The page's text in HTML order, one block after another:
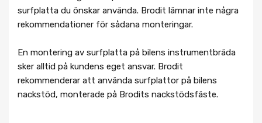
surfplatta du önskar använda. Brodit lämnar inte några
rekommendationer för sådana monteringar.
En montering av surfplatta på bilens instrumentbräda
sker alltid på kundens eget ansvar. Brodit
rekommenderar att använda surfplattor på bilens
nackstöd, monterade på Brodits nackstödsfäste.